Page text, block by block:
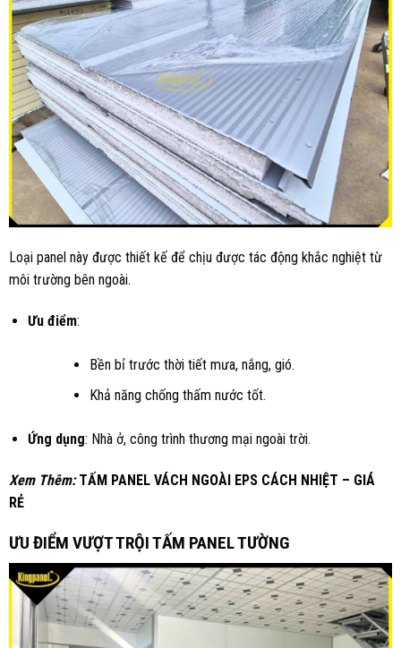
Loại panel này được thiết kế để chịu được tác động khắc nghiệt từ
môi trường bên ngoài.
Ưu điểm:
Bền bỉ trước thời tiết mưa, nắng, gió.
Khả năng chống thấm nước tốt.
Ứng dụng: Nhà ở, công trình thương mại ngoài trời.
Xem Thêm:TẤM PANEL VÁCH NGOÀI EPS CÁCH NHIỆT – GIÁ
RẺ
ƯU ĐIỂM VƯỢT TRỘI TẤM PANEL TƯỜNG